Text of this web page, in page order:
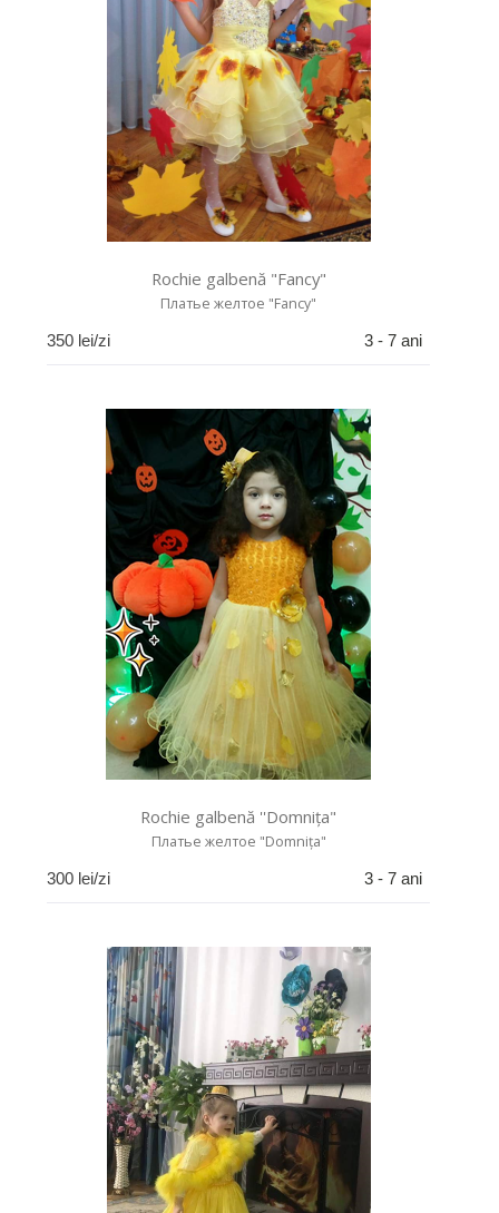
Rochie galbenă "Fancy"
Платье желтое "Fancy"
350 lei/zi 3 - 7 ani
Rochie galbenă ''Domnița"
Платье желтое "Domnița"
300 lei/zi 3 - 7 ani